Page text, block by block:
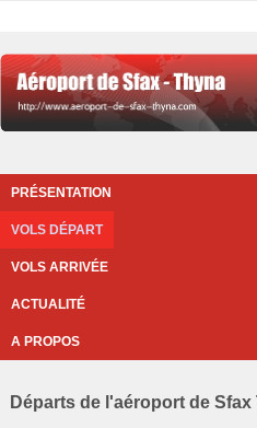
PRÉSENTATION
VOLS DÉPART
VOLS ARRIVÉE
ACTUALITÉ
A PROPOS
Départs de l'aéroport de